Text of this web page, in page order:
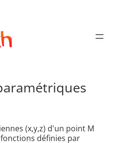
(x,y,z) d'un point M
définies par